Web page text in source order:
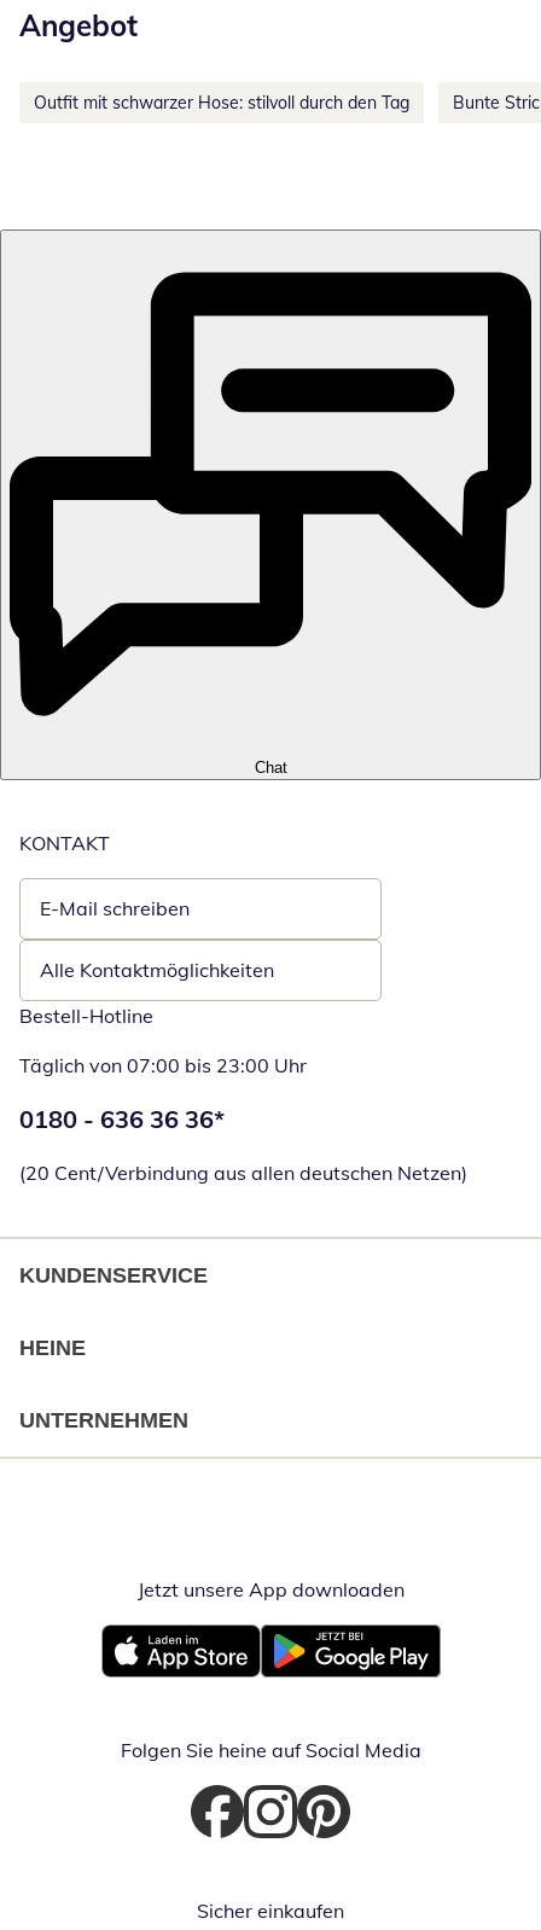
Angebot
Outfit mit schwarzer Hose: stilvoll durch den Tag Bunte
Chat
KONTAKT
E-Mail schreiben
Öffnet E-Mail-Client
Alle Kontaktmöglichkeiten
Bestell-Hotline
Täglich von 07:00 bis 23:00 Uhr
Telefonnummer:
0180 - 636 36 36*
(20 Cent/Verbindung aus allen deutschen Netzen)
KUNDENSERVICE
HEINE
UNTERNEHMEN
Jetzt unsere App downloadenÖffnet in
Öffnet in neuem FensterÖffnet in neuem Fenster
Folgen Sie heine auf Social Media
Öffnet in neuem Fenster
Öffnet in neuem Fenster
Öffnet in neuem Fenster
Sicher einkaufen